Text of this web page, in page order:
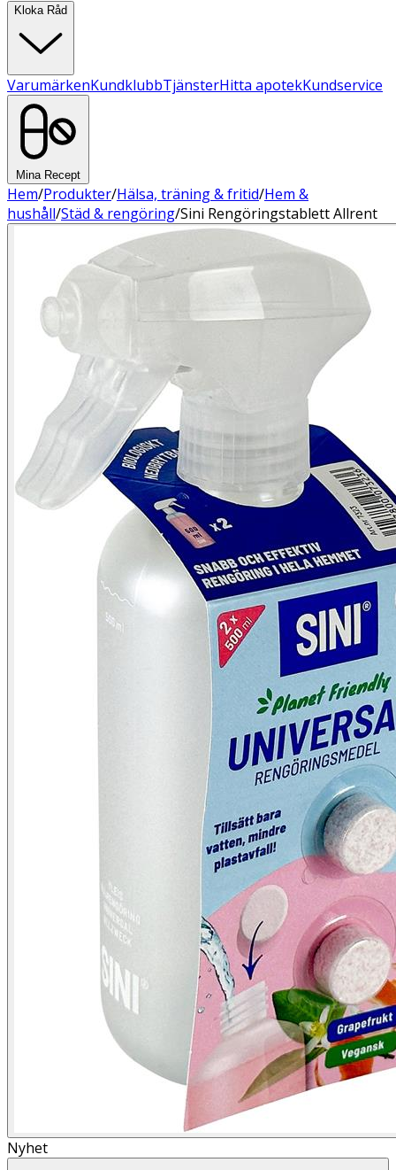
Kloka Råd
VarumärkenKundklubbTjänsterHitta apotekKundservice
Mina Recept
Hem/Produkter/Hälsa, träning & fritid/Hem &
hushåll/Städ & rengöring/Sini Rengöringstablett Allrent
Nyhet